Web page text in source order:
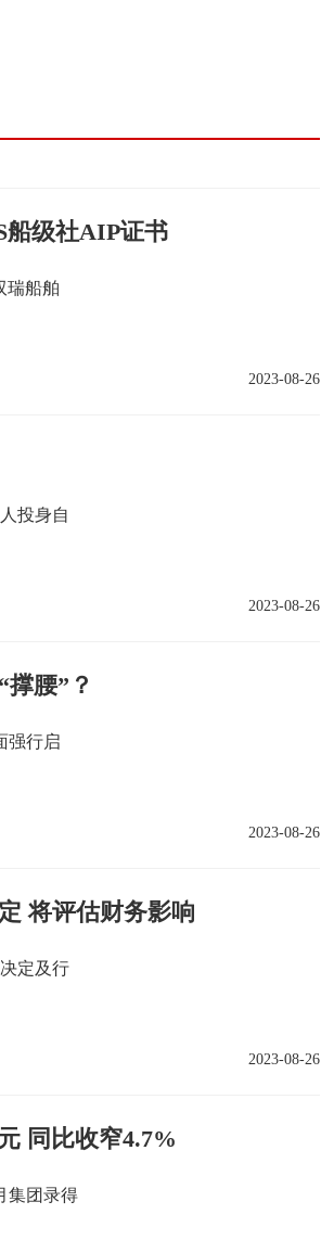
船级社AIP证书
瑞船舶
2023-08-26
投身自
2023-08-26
腰”？
强行启
2023-08-26
将评估财务影响
定及行
2023-08-26
同比收窄4.7%
集团录得